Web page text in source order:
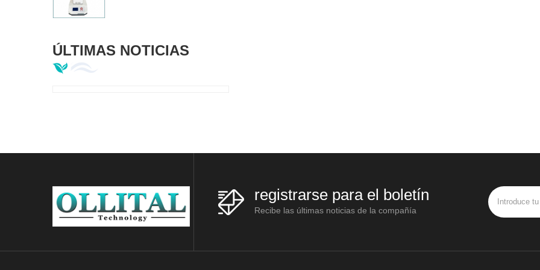
ÚLTIMAS NOTICIAS
registrarse para el boletín
Recibe las últimas noticias de la compañía